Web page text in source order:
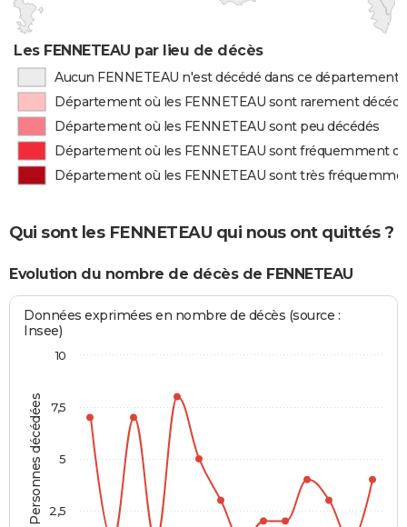
Les FENNETEAU par lieu de décès
Aucun FENNETEAU n'est décédé dans ce département
Département où les FENNETEAU sont rarement
Département où les FENNETEAU sont peu décédés
Département où les FENNETEAU sont fréquemment
Département où les FENNETEAU sont très
Qui sont les FENNETEAU qui nous ont quittés ?
Evolution du nombre de décès de FENNETEAU
Personnes décédées
Données exprimées en nombre de décès (source :
Insee)
10
2,5
5
7,5